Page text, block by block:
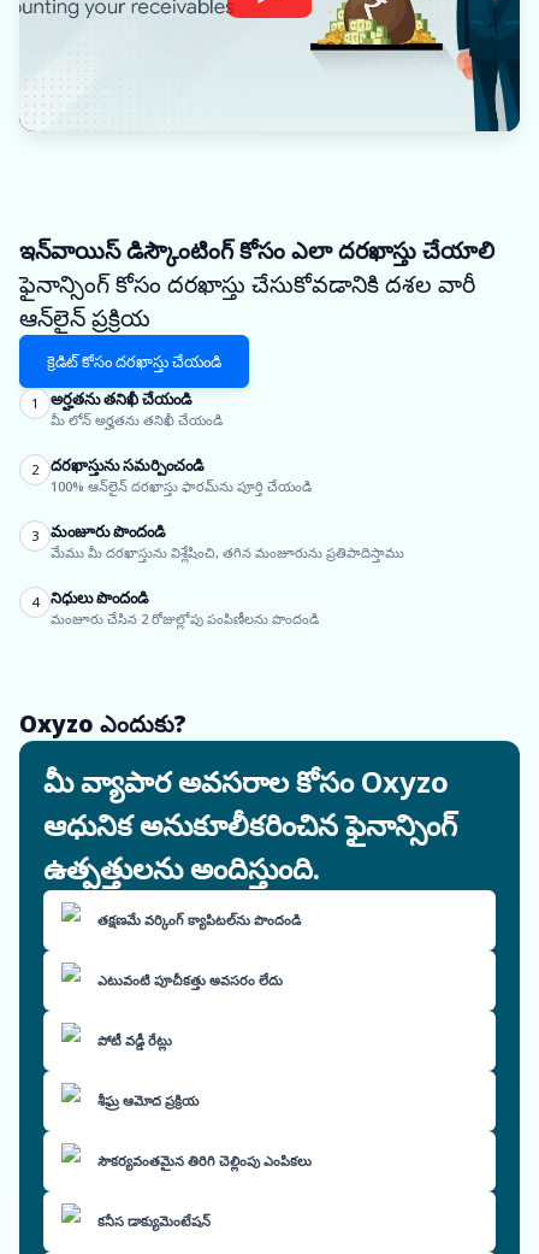
ఇన్‌వాయిస్ డిస్కౌంటింగ్ కోసం ఎలా దరఖాస్తు చేయాలి
ఫైనాన్సింగ్ కోసం దరఖాస్తు చేసుకోవడానికి దశల వారీ
ఆన్‌లైన్ ప్రక్రియ
క్రెడిట్ కోసం దరఖాస్తు చేయండి
1 అర్హతను తనిఖీ చేయండి
మీ లోన్ అర్హతను తనిఖీ చేయండి
2 దరఖాస్తును సమర్పించండి
100% ఆన్‌లైన్ దరఖాస్తు ఫారమ్‌ను పూర్తి చేయండి
3 మంజూరు పొందండి
మేము మీ దరఖాస్తును విశ్లేషించి, తగిన మంజూరును ప్రతిపాదిస్తాము
4 నిధులు పొందండి
మంజూరు చేసిన 2 రోజుల్లోపు పంపిణీలను పొందండి
Oxyzo ఎందుకు?
మీ వ్యాపార అవసరాల కోసం Oxyzo
ఆధునిక అనుకూలీకరించిన ఫైనాన్సింగ్
ఉత్పత్తులను అందిస్తుంది.
తక్షణమే వర్కింగ్ క్యాపిటల్‌ను పొందండి
ఎటువంటి పూచీకత్తు అవసరం లేదు
పోటీ వడ్డీ రేట్లు
శీఘ్ర ఆమోద ప్రక్రియ
సౌకర్యవంతమైన తిరిగి చెల్లింపు ఎంపికలు
కనీస డాక్యుమెంటేషన్